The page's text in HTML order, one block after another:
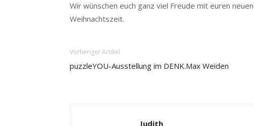
Wir wünschen euch ganz viel Freude mit euren
Weihnachtszeit.
Vorheriger Artikel
puzzleYOU-Ausstellung im DENK.Max Weiden
Judith